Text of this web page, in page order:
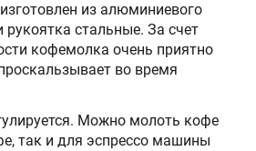
из алюминиевого
рукоятка стальные. За счет
кофемолка очень приятно
во время
Можно молоть кофе
так и для эспрессо машины